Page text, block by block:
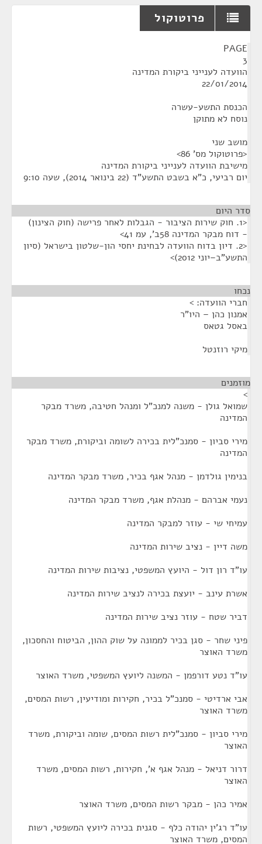
פרוטוקול
PAGE
3
הוועדה לענייני ביקורת המדינה
22/01/2014
הכנסת התשע-עשרה
נוסח לא מתוקן
מושב שני
<פרוטוקול מס' 86>
מישיבת הוועדה לענייני ביקורת המדינה
יום רביעי, כ"א בשבט התשע"ד (22 בינואר 2014), שעה 9:10
סדר היום
<1. חוק שירות הציבור - הגבלות לאחר פרישה (חוק הצינון)
- דוח מבקר המדינה 58ב', עמ 41>
<2. דיון בדוח הוועדה לבחינת יחסי הון-שלטון בישראל (סיון
התשע"ב–יוני 2012)>
נכחו
חברי הוועדה: >
אמנון כהן – היו"ר
באסל גטאס
מיקי רוזנטל
מוזמנים
>
שמואל גולן - משנה למנכ"ל ומנהל חטיבה, משרד מבקר
המדינה
מירי סביון - סמנכ"לית בכירה לשומה וביקורת, משרד מבקר
המדינה
בנימין גולדמן - מנהל אגף בכיר, משרד מבקר המדינה
נעמי אברהם - מנהלת אגף, משרד מבקר המדינה
עמיחי שי - עוזר למבקר המדינה
משה דיין - נציב שירות המדינה
עו"ד רון דול - היועץ המשפטי, נציבות שירות המדינה
אשרת עינב - יועצת בכירה לנציב שירות המדינה
דביר שטח - עוזר נציב שירות המדינה
פיני שחר - סגן בכיר לממונה על שוק ההון, הביטוח והחסכון,
משרד האוצר
עו"ד נטע דורפמן - המשנה ליועץ המשפטי, משרד האוצר
אבי ארדיטי - סמנכ"ל בכיר, חקירות ומודיעין, רשות המסים,
משרד האוצר
מירי סביון - סמנכ"לית רשות המסים, שומה וביקורת, משרד
האוצר
דרור דניאל - מנהל אגף א', חקירות, רשות המסים, משרד
האוצר
אמיר כהן - מבקר רשות המסים, משרד האוצר
עו"ד רג'ין יהודה כלף - סגנית בכירה ליועץ המשפטי, רשות
המסים, משרד האוצר